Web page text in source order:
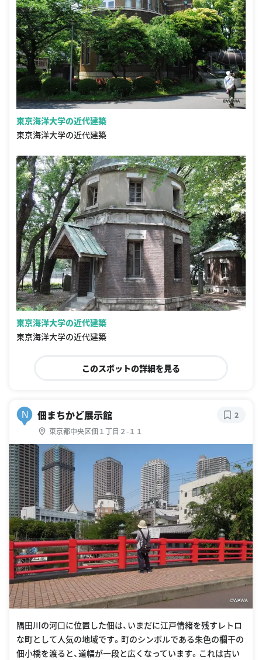
東京海洋大学の近代建築
東京海洋大学の近代建築
東京海洋大学の近代建築
東京海洋大学の近代建築
このスポットの詳細を見る
N 佃まちかど展示館
東京都中央区佃１丁目２-１１
2
隅田川の河口に位置した佃は、いまだに江戸情緒を残すレトロ
な町として人気の地域です。町のシンボルである朱色の欄干の
佃小橋を渡ると、道幅が一段と広くなっています。これは古い